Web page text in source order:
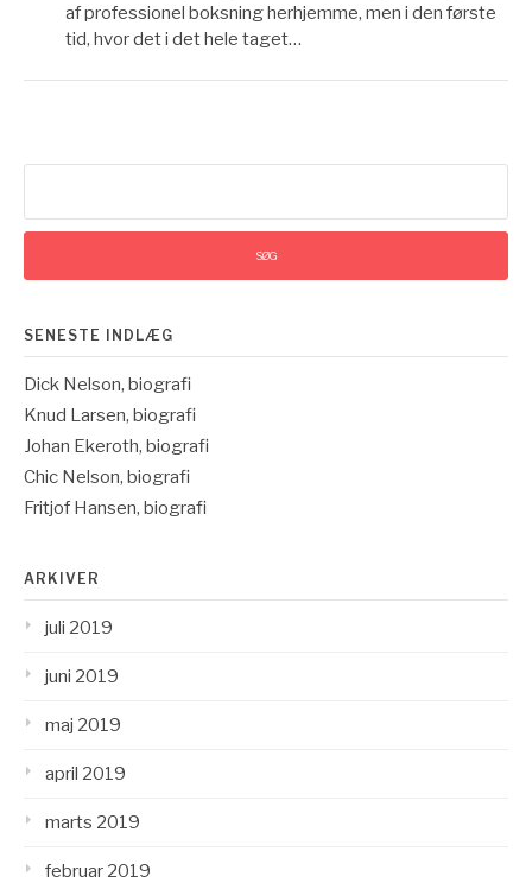
af professionel boksning herhjemme, men i den første
tid, hvor det i det hele taget…
SENESTE INDLÆG
Dick Nelson, biografi
Knud Larsen, biografi
Johan Ekeroth, biografi
Chic Nelson, biografi
Fritjof Hansen, biografi
ARKIVER
juli 2019
juni 2019
maj 2019
april 2019
marts 2019
februar 2019